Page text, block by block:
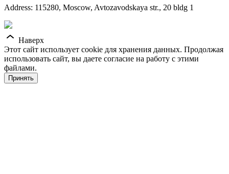
Address: 115280, Moscow, Avtozavodskaya str., 20 bldg 1
Наверх
Этот сайт использует cookie для хранения данных. Продолжая
использовать сайт, вы даете согласие на работу с этими
файлами.
Принять